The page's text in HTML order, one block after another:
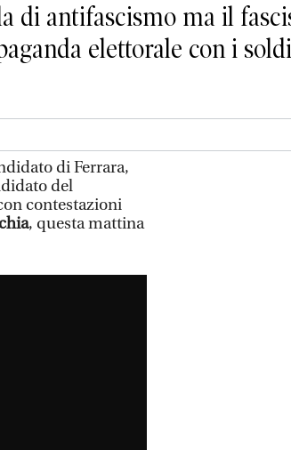
di antifascismo ma il
elettorale con i
di Ferrara,
del
contestazioni
, questa mattina